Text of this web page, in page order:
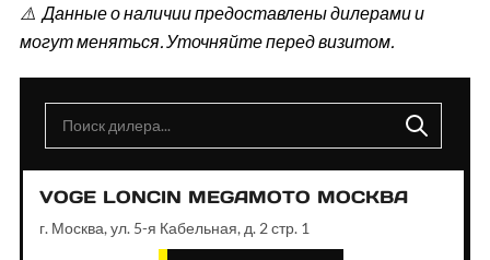
⚠️ Данные о наличии предоставлены дилерами и
могут меняться. Уточняйте перед визитом.
VOGE LONCIN MEGAMOTO МОСКВА
г. Москва, ул. 5-я Кабельная, д. 2 стр. 1